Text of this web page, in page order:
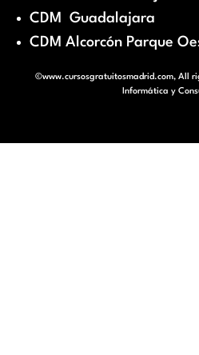
CDM Guadalajara
CDM Alcorcón Parque
©www.cursosgratuitosmadrid.com, All
Informática y